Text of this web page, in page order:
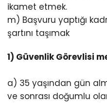
ikamet etmek.
m) Başvuru yaptığı
şartını taşımak
1) Güvenlik Görevlisi
a) 35 yaşından gün
ve sonrası doğumlu